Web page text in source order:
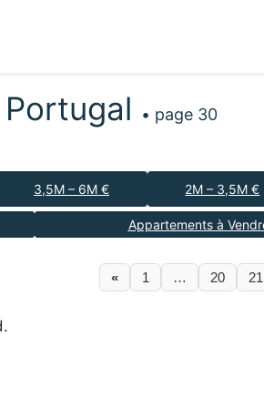
• page 30
3,5M – 6M € 2M – 3,5M €
Appartements à
« 1 … 20 21